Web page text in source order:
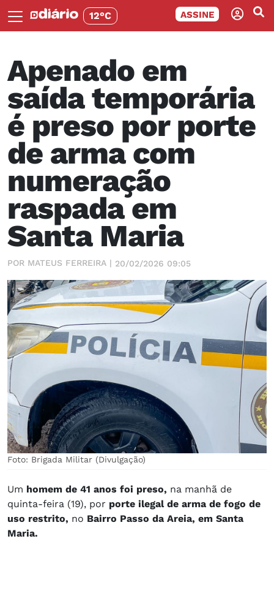
12°C ASSINE
Apenado em
saída temporária
é preso por porte
de arma com
numeração
raspada em
Santa Maria
POR MATEUS FERREIRA | 20/02/2026 09:05
Foto: Brigada Militar (Divulgação)
Um homem de 41 anos foi preso, na manhã de
quinta-feira (19), por porte ilegal de arma de fogo de
uso restrito, no Bairro Passo da Areia, em Santa
Maria.